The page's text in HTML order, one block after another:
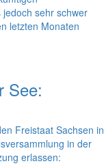
sehr schwer
letzten Monaten
See:
Freistaat Sachsen in
in der
erlassen: